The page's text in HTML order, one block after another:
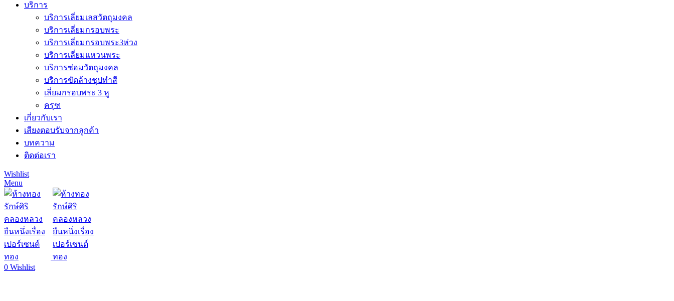
บริการ
บริการเลี่ยมเลสวัตถุมงคล
บริการเลี่ยมกรอบพระ
บริการเลี่ยมกรอบพระ3ห่วง
บริการเลี่ยมแหวนพระ
บริการซ่อมวัตถุมงคล
บริการขัดล้างชุปทำสี
เลี่ยมกรอบพระ 3 หู
ครุฑ
เกี่ยวกับเรา
เสียงตอบรับจากลูกค้า
บทความ
ติดต่อเรา
Wishlist
Menu
0 Wishlist